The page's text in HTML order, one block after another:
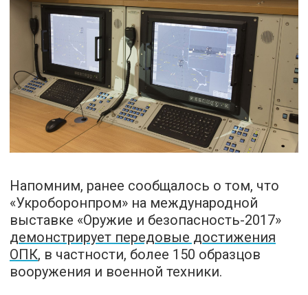
Напомним, ранее сообщалось о том, что
«Укроборонпром» на международной
выставке «Оружие и безопасность-2017»
демонстрирует передовые достижения
ОПК, в частности, более 150 образцов
вооружения и военной техники.